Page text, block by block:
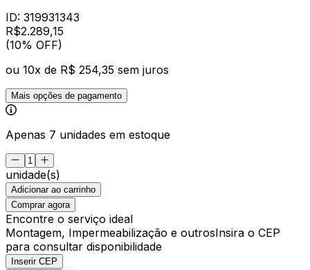
ID: 319931343
R$2.289,15
(10% OFF)
ou 10x de R$ 254,35 sem juros
Mais opções de pagamento
Apenas 7 unidades em estoque
unidade(s)
Adicionar ao carrinho
Comprar agora
Encontre o serviço ideal
Montagem, Impermeabilização e outrosInsira o CEP
para consultar disponibilidade
Inserir CEP